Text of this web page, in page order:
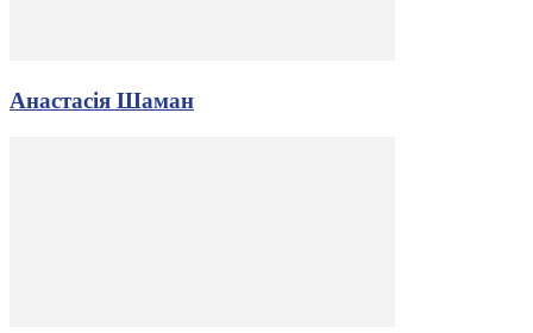
Анастасія Шаман